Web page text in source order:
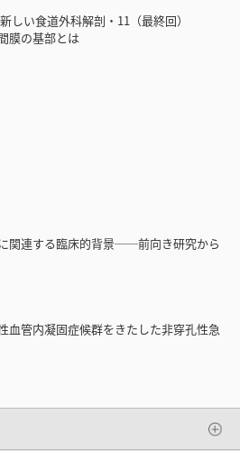
い食道外科解剖・11（最終回）
膜の基部とは
関連する臨床的背景──前向き研究から
血管内凝固症候群をきたした非穿孔性急